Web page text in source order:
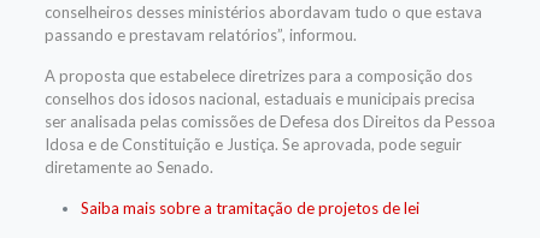
conselheiros desses ministérios abordavam tudo o que estava
passando e prestavam relatórios”, informou.
A proposta que estabelece diretrizes para a composição dos
conselhos dos idosos nacional, estaduais e municipais precisa
ser analisada pelas comissões de Defesa dos Direitos da Pessoa
Idosa e de Constituição e Justiça. Se aprovada, pode seguir
diretamente ao Senado.
Saiba mais sobre a tramitação de projetos de lei